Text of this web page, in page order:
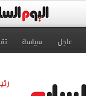
عاجل سياسة